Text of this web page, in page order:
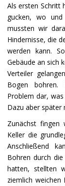
Als ersten Schritt
gucken, wo
mussten wir
Hindernisse, die
werden kann.
Gebäude an sich
Verteiler
Bogen bohren.
Problem dar,
Dazu aber später
Zunächst
Keller die
Anschließend
Bohren durch
hatten, stellten
ziemlich